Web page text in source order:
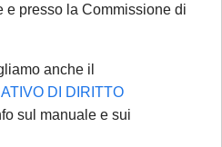
e presso la Commissione di
anche il
DI DIRITTO
sul manuale e sui
(aggiornamenti
quesiti generali,
processuali
in carico al rientro,
2026.